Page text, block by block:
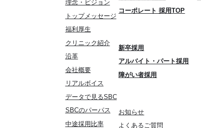
理念・ビジョン
トップメッセージ
福利厚生
クリニック紹介
沿革
会社概要
リアルボイス
データで見るSBC
SBCのパーパス
中途採用比率
コーポレート 採用TOP
新卒採用
アルバイト・パート採用
障がい者採用
お知らせ
よくあるご質問